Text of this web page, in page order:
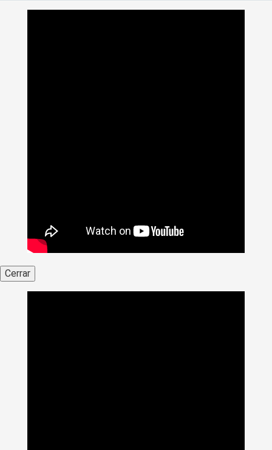
Noticias>Actualidad>Lorenzo Bartoli, de la U. Autónoma
Cerrar